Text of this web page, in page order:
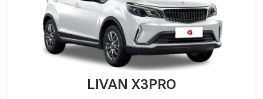
LIVAN X3PRO